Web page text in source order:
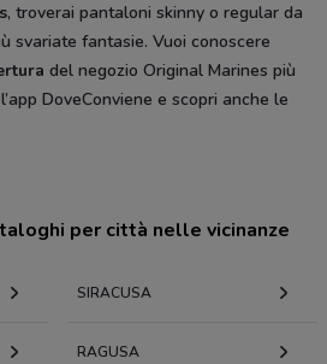
, troverai pantaloni skinny o regular da
svariate fantasie. Vuoi conoscere
del negozio Original Marines più
DoveConviene e scopri anche le
per città nelle vicinanze
SIRACUSA
RAGUSA